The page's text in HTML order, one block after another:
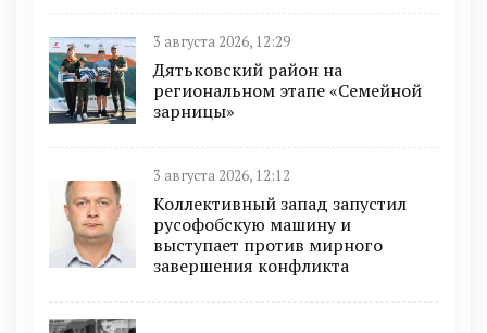
3 августа 2026, 12:29
Дятьковский район на
региональном этапе «Семейной
зарницы»
3 августа 2026, 12:12
Коллективный запад запустил
русофобскую машину и
выступает против мирного
завершения конфликта